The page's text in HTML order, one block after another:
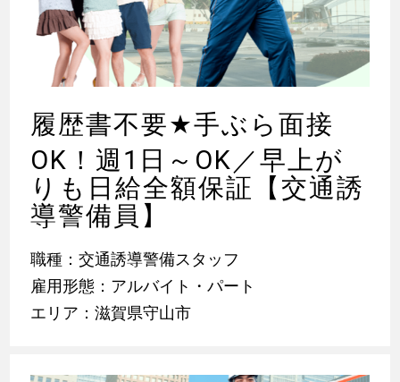
履歴書不要★手ぶら面接
OK！週1日～OK／早上が
りも日給全額保証【交通誘
導警備員】
職種：交通誘導警備スタッフ
雇用形態：アルバイト・パート
エリア：滋賀県守山市